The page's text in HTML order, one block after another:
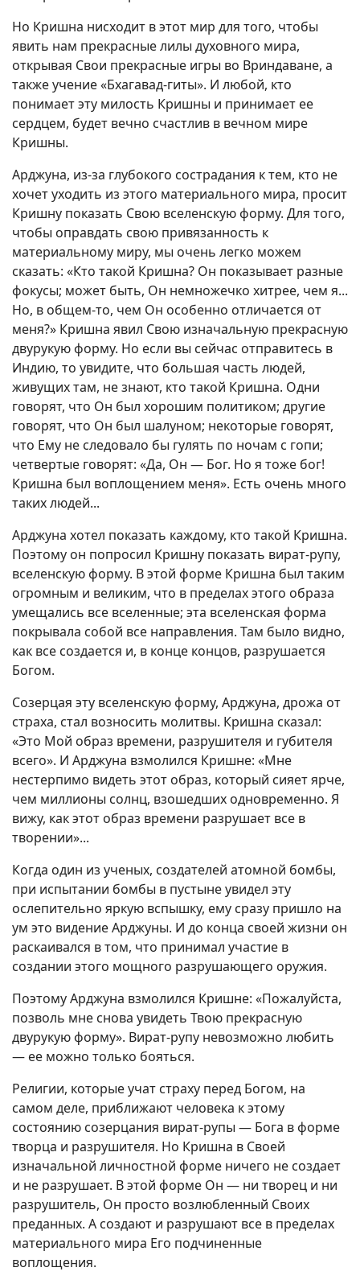
Но Кришна нисходит в этот мир для того, чтобы
явить нам прекрасные лилы духовного мира,
открывая Свои прекрасные игры во Вриндаване, а
также учение «Бхагавад-гиты». И любой, кто
понимает эту милость Кришны и принимает ее
сердцем, будет вечно счастлив в вечном мире
Кришны.
Арджуна, из-за глубокого сострадания к тем, кто не
хочет уходить из этого материального мира, просит
Кришну показать Свою вселенскую форму. Для того,
чтобы оправдать свою привязанность к
материальному миру, мы очень легко можем
сказать: «Кто такой Кришна? Он показывает разные
фокусы; может быть, Он немножечко хитрее, чем я...
Но, в общем-то, чем Он особенно отличается от
меня?» Кришна явил Свою изначальную прекрасную
двурукую форму. Но если вы сейчас отправитесь в
Индию, то увидите, что большая часть людей,
живущих там, не знают, кто такой Кришна. Одни
говорят, что Он был хорошим политиком; другие
говорят, что Он был шалуном; некоторые говорят,
что Ему не следовало бы гулять по ночам с гопи;
четвертые говорят: «Да, Он — Бог. Но я тоже бог!
Кришна был воплощением меня». Есть очень много
таких людей...
Арджуна хотел показать каждому, кто такой Кришна.
Поэтому он попросил Кришну показать вират-рупу,
вселенскую форму. В этой форме Кришна был таким
огромным и великим, что в пределах этого образа
умещались все вселенные; эта вселенская форма
покрывала собой все направления. Там было видно,
как все создается и, в конце концов, разрушается
Богом.
Созерцая эту вселенскую форму, Арджуна, дрожа от
страха, стал возносить молитвы. Кришна сказал:
«Это Мой образ времени, разрушителя и губителя
всего». И Арджуна взмолился Кришне: «Мне
нестерпимо видеть этот образ, который сияет ярче,
чем миллионы солнц, взошедших одновременно. Я
вижу, как этот образ времени разрушает все в
творении»...
Когда один из ученых, создателей атомной бомбы,
при испытании бомбы в пустыне увидел эту
ослепительно яркую вспышку, ему сразу пришло на
ум это видение Арджуны. И до конца своей жизни он
раскаивался в том, что принимал участие в
создании этого мощного разрушающего оружия.
Поэтому Арджуна взмолился Кришне: «Пожалуйста,
позволь мне снова увидеть Твою прекрасную
двурукую форму». Вират-рупу невозможно любить
— ее можно только бояться.
Религии, которые учат страху перед Богом, на
самом деле, приближают человека к этому
состоянию созерцания вират-рупы — Бога в форме
творца и разрушителя. Но Кришна в Своей
изначальной личностной форме ничего не создает
и не разрушает. В этой форме Он — ни творец и ни
разрушитель, Он просто возлюбленный Своих
преданных. А создают и разрушают все в пределах
материального мира Его подчиненные
воплощения.